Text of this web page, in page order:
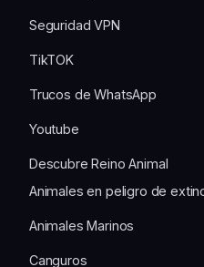
Seguridad VPN
TikTOK
Trucos de WhatsApp
Youtube
Descubre Reino Animal
Animales en peligro de
Animales Marinos
Canguros